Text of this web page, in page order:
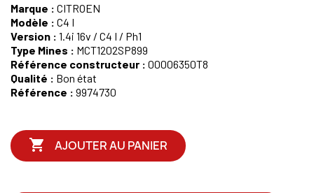
Marque : CITROEN
Modèle : C4 I
Version : 1.4i 16v / C4 I / Ph1
Type Mines : MCT1202SP899
Référence constructeur : 00006350T8
Qualité : Bon état
Référence : 9974730
 AJOUTER AU PANIER